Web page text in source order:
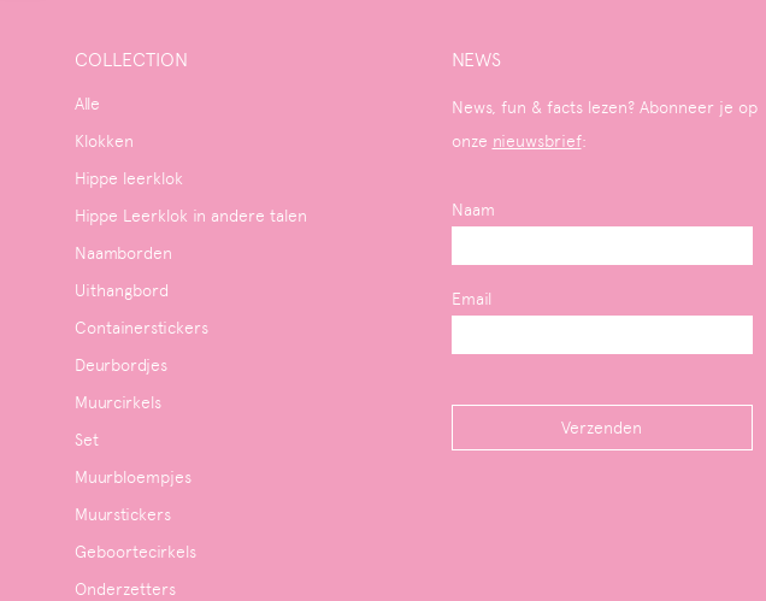
COLLECTION
Alle
Klokken
Hippe leerklok
Hippe Leerklok in andere talen
Naamborden
Uithangbord
Containerstickers
Deurbordjes
Muurcirkels
Set
Muurbloempjes
Muurstickers
Geboortecirkels
Onderzetters
NEWS
News, fun & facts lezen? Abonneer je op
onze nieuwsbrief:
Naam
Email